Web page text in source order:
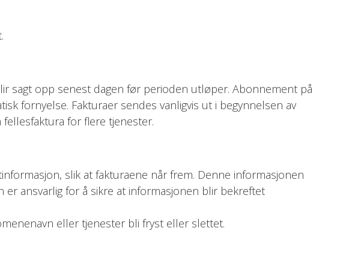
sagt opp senest dagen før perioden utløper. Abonnement på
fornyelse. Fakturaer sendes vanligvis ut i begynnelsen av
for flere tjenester.
slik at fakturaene når frem. Denne informasjonen
ansvarlig for å sikre at informasjonen blir bekreftet
eller tjenester bli fryst eller slettet.